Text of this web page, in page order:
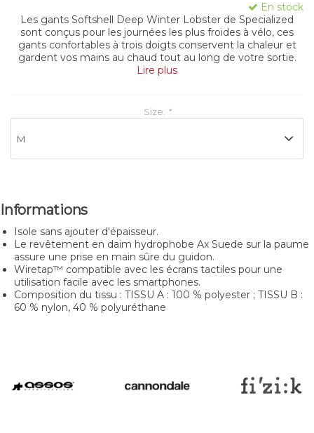
En stock
Les gants Softshell Deep Winter Lobster de Specialized
sont conçus pour les journées les plus froides à vélo, ces
gants confortables à trois doigts conservent la chaleur et
gardent vos mains au chaud tout au long de votre sortie.
Lire plus
Size: *
Informations
Isole sans ajouter d'épaisseur.
Le revêtement en daim hydrophobe Ax Suede sur la paume
assure une prise en main sûre du guidon.
Wiretap™ compatible avec les écrans tactiles pour une
utilisation facile avec les smartphones.
Composition du tissu : TISSU A : 100 % polyester ; TISSU B :
60 % nylon, 40 % polyuréthane